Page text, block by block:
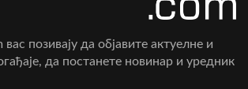
позивају да објавите актуелне и
да постанете новинар и уредник